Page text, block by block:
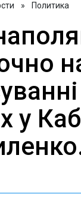
» Политика
у